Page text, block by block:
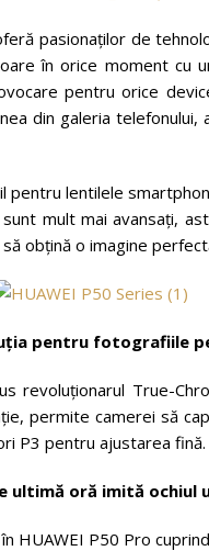
pasionaților de
în orice moment cu
pentru orice
din galeria
lentilele
mult mai avansați,
obțină o imagine
pentru fotografiile
revoluționarul True-
permite camerei să
P3 pentru ajustarea fină.
ultimă oră imită ochiul
HUAWEI P50 Pro